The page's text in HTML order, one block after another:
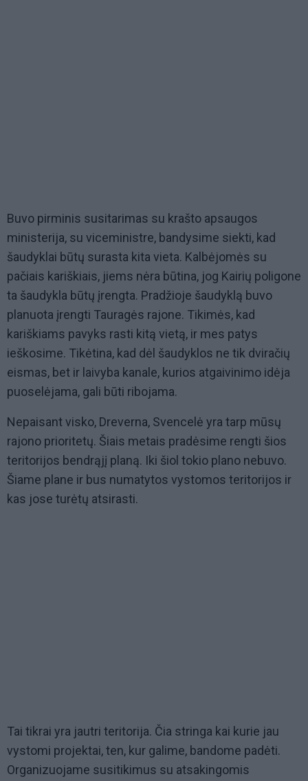
Buvo pirminis susitarimas su krašto apsaugos
ministerija, su viceministre, bandysime siekti, kad
šaudyklai būtų surasta kita vieta. Kalbėjomės su
pačiais kariškiais, jiems nėra būtina, jog Kairių poligone
ta šaudykla būtų įrengta. Pradžioje šaudyklą buvo
planuota įrengti Tauragės rajone. Tikimės, kad
kariškiams pavyks rasti kitą vietą, ir mes patys
ieškosime. Tikėtina, kad dėl šaudyklos ne tik dviračių
eismas, bet ir laivyba kanale, kurios atgaivinimo idėja
puoselėjama, gali būti ribojama.
Nepaisant visko, Dreverna, Svencelė yra tarp mūsų
rajono prioritetų. Šiais metais pradėsime rengti šios
teritorijos bendrąjį planą. Iki šiol tokio plano nebuvo.
Šiame plane ir bus numatytos vystomos teritorijos ir
kas jose turėtų atsirasti.
Tai tikrai yra jautri teritorija. Čia stringa kai kurie jau
vystomi projektai, ten, kur galime, bandome padėti.
Organizuojame susitikimus su atsakingomis